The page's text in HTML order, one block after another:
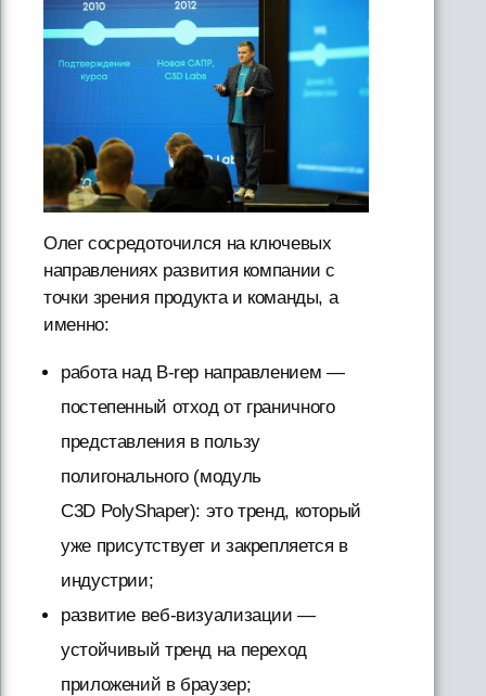
Олег сосредоточился на ключевых
направлениях развития компании с
точки зрения продукта и команды, а
именно:
работа над B-rep направлением —
постепенный отход от граничного
представления в пользу
полигонального (модуль
C3D PolyShaper): это тренд, который
уже присутствует и закрепляется в
индустрии;
развитие веб-визуализации —
устойчивый тренд на переход
приложений в браузер;